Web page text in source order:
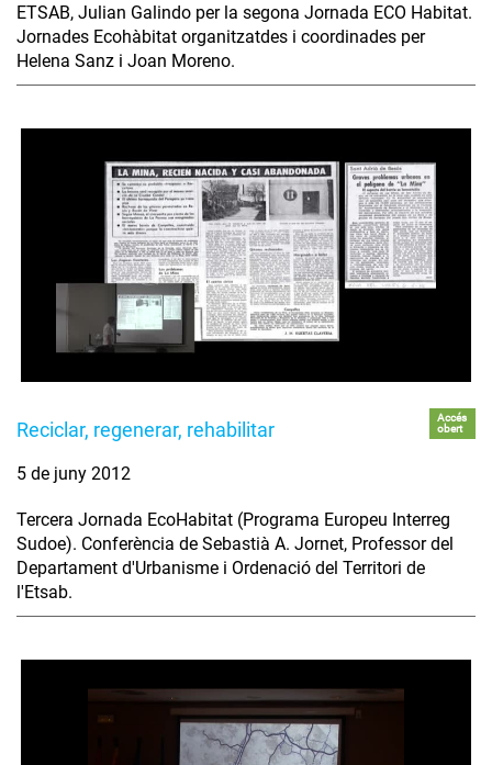
ETSAB, Julian Galindo per la segona Jornada ECO Habitat.
Jornades Ecohàbitat organitzatdes i coordinades per
Helena Sanz i Joan Moreno.
Reciclar, regenerar, rehabilitar
Accés
obert
5 de juny 2012
Tercera Jornada EcoHabitat (Programa Europeu Interreg
Sudoe). Conferència de Sebastià A. Jornet, Professor del
Departament d'Urbanisme i Ordenació del Territori de
l'Etsab.